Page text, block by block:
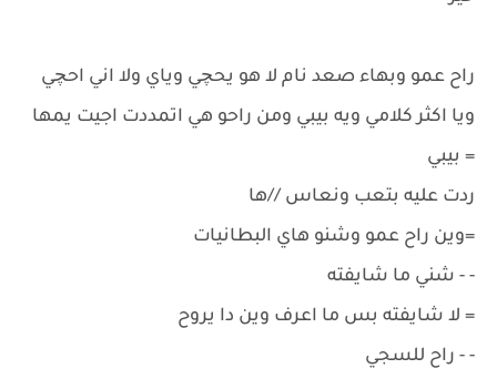
راح عمو وبهاء صعد نام لا هو يحچي وياي ولا اني احچي
ويا اكثر كلامي ويه بيبي ومن راحو هي اتمددت اجيت يمها
= بيبي
ردت عليه بتعب ونعاس //ها
=وين راح عمو وشنو هاي البطانيات
- - شني ما شايفته
= لا شايفته بس ما اعرف وين دا يروح
- - راح للسجي